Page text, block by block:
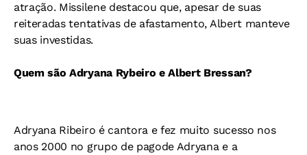
atração. Missilene destacou que, apesar de suas
reiteradas tentativas de afastamento, Albert manteve
suas investidas.
Quem são Adryana Rybeiro e Albert Bressan?
Adryana Ribeiro é cantora e fez muito sucesso nos
anos 2000 no grupo de pagode Adryana e a